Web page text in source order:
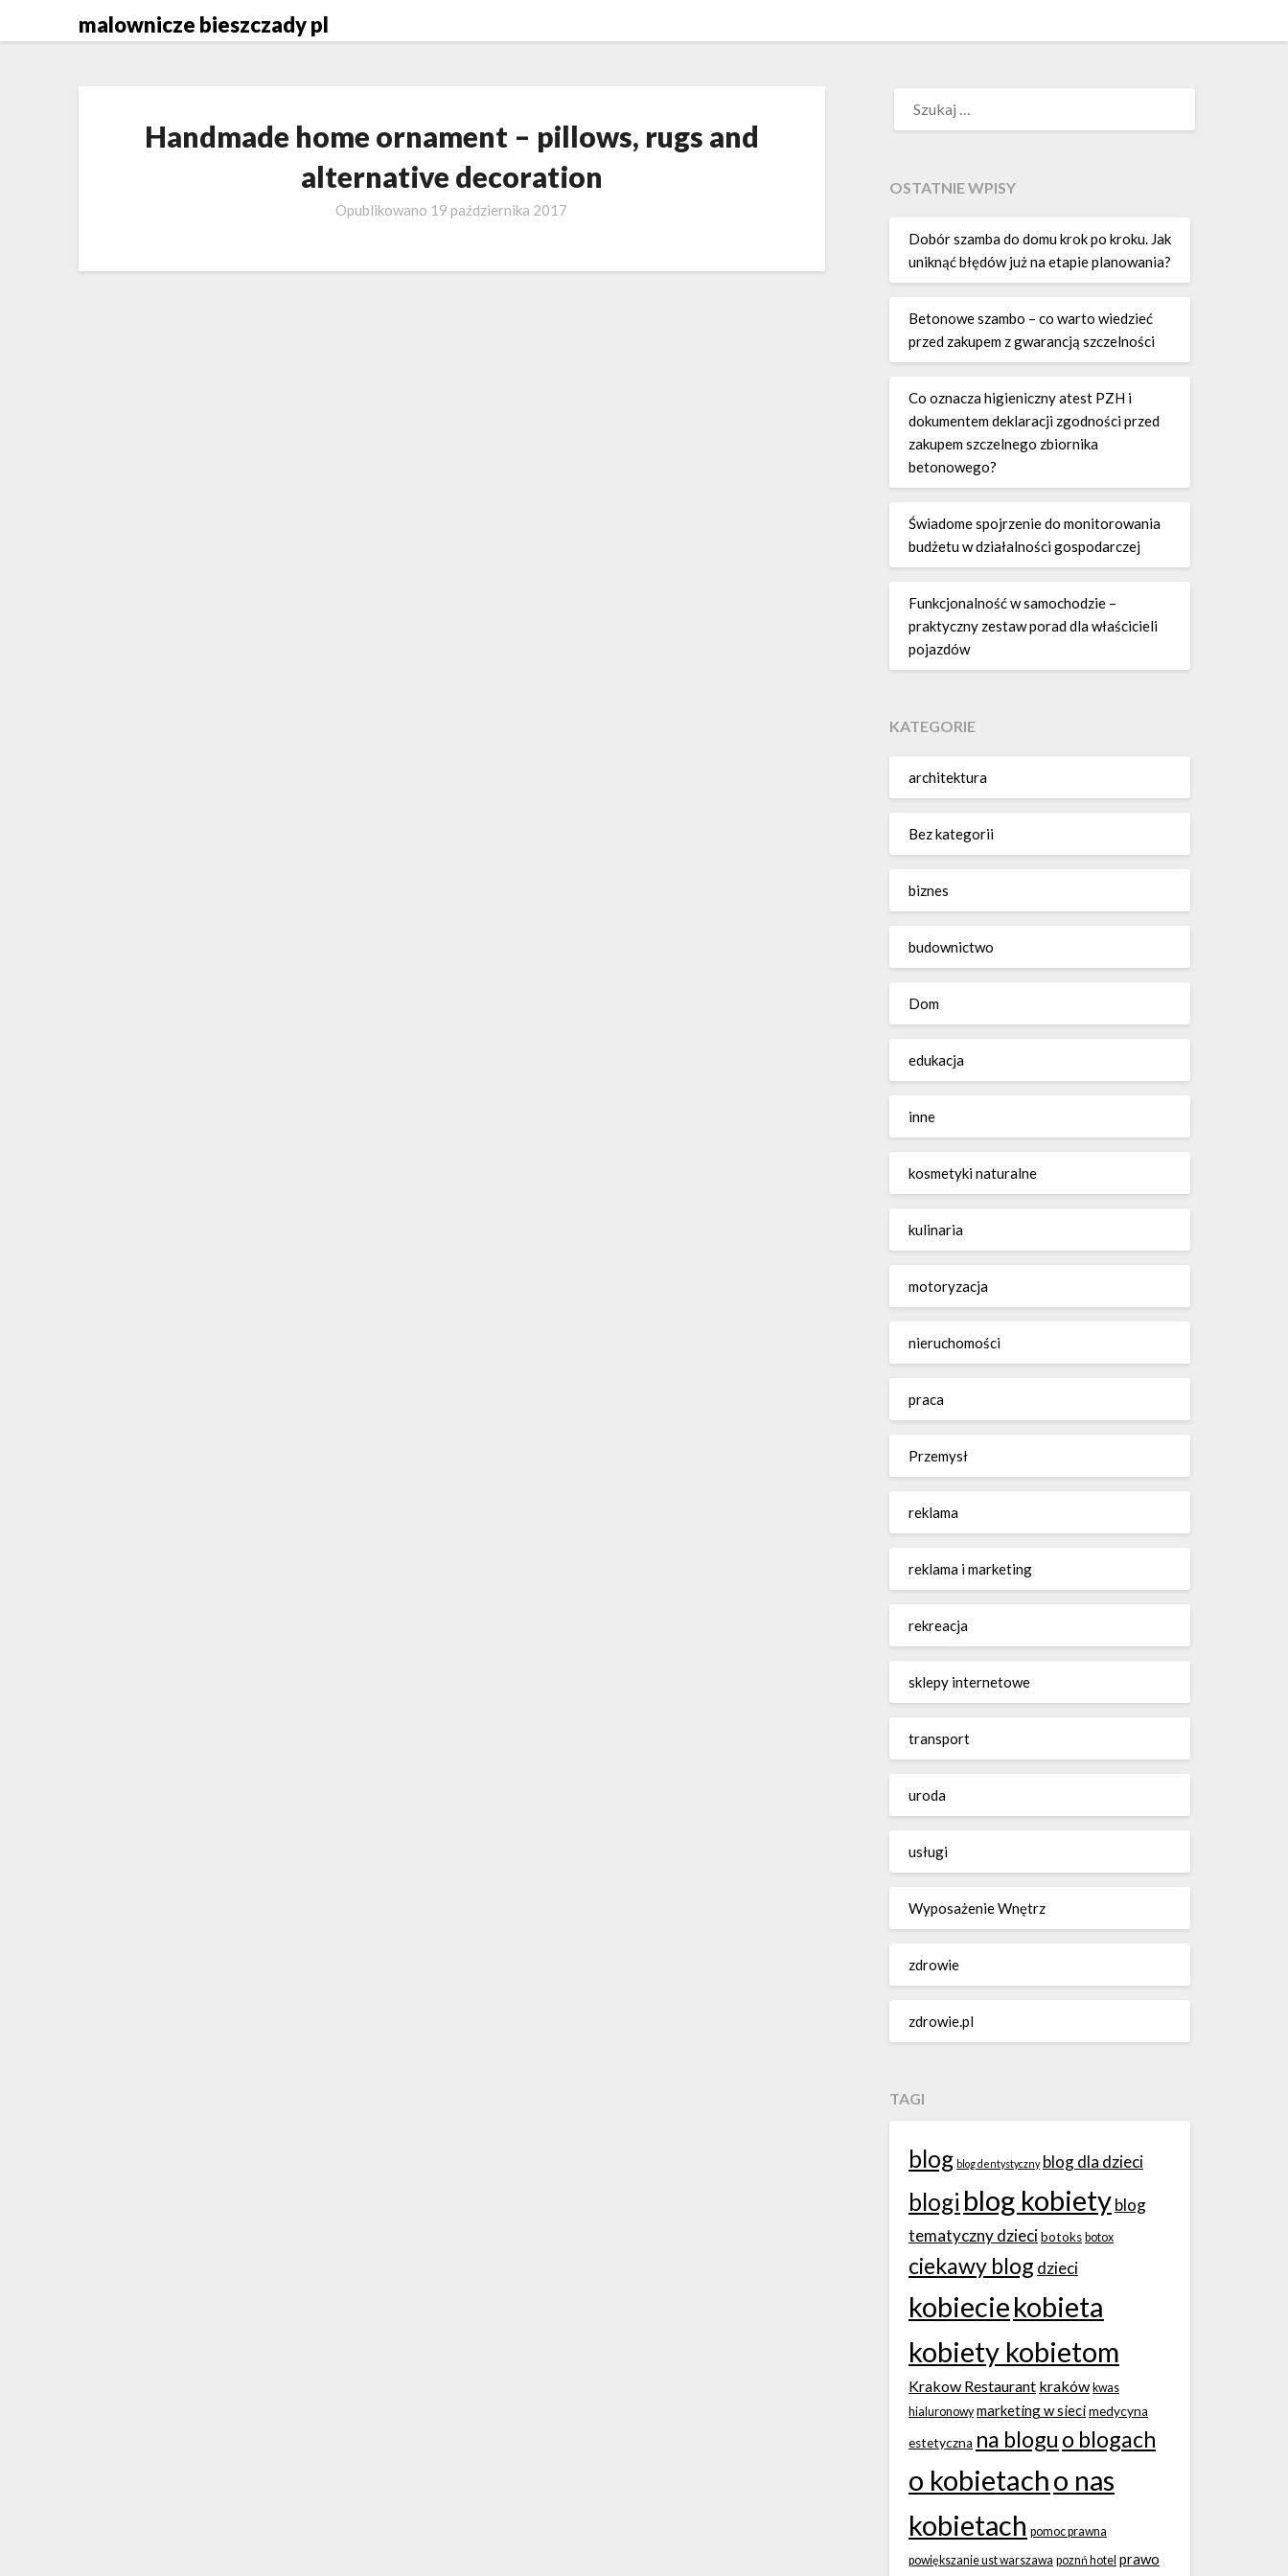
malownicze bieszczady pl
Handmade home ornament – pillows, rugs and
alternative decoration
Opublikowano 19 października 2017
OSTATNIE WPISY
Dobór szamba do domu krok po kroku. Jak
uniknąć błędów już na etapie planowania?
Betonowe szambo – co warto wiedzieć
przed zakupem z gwarancją szczelności
Co oznacza higieniczny atest PZH i
dokumentem deklaracji zgodności przed
zakupem szczelnego zbiornika
betonowego?
Świadome spojrzenie do monitorowania
budżetu w działalności gospodarczej
Funkcjonalność w samochodzie –
praktyczny zestaw porad dla właścicieli
pojazdów
KATEGORIE
architektura
Bez kategorii
biznes
budownictwo
Dom
edukacja
inne
kosmetyki naturalne
kulinaria
motoryzacja
nieruchomości
praca
Przemysł
reklama
reklama i marketing
rekreacja
sklepy internetowe
transport
uroda
usługi
Wyposażenie Wnętrz
zdrowie
zdrowie.pl
TAGI
blog blog dentystyczny blog dla dzieci
blogi blog kobietyblog
tematyczny dziecibotoks botox
ciekawy blog dzieci
kobieciekobieta
kobiety kobietom
Krakow Restaurant kraków kwas
hialuronowy marketing w siecimedycyna
estetyczna na blogu o blogach
o kobietacho nas
kobietach pomoc prawna
powiększanie ust warszawa poznń hotel prawo